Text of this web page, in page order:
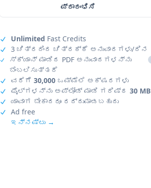
ಪ್ರಾರಂಭಿಸಿ
Unlimited Fast Credits
3 ಚಿತ್ರದಿಂದ ಚಿತ್ರಕ್ಕೆ ಅನುವಾದಗಳು/ದಿನ
ಸ್ಕ್ಯಾನ್ ಮಾಡಿದ PDF ಅನುವಾದಗಳನ್ನು
ಬೆಂಬಲಿಸುತ್ತದೆ
ವರೆಗೆ 30,000 ಒಮ್ಮೆಲೆ ಅಕ್ಷರಗಳು
ಫೈಲ್‌ಗಳನ್ನು ಅಪ್‌ಲೋಡ್ ಮಾಡಿ ಗರಿಷ್ಠ 30 MB
ಯಾವಾಗ ಬೇಕಾದರೂ ರದ್ದುಮಾಡಬಹುದು
Ad free
ಇನ್ನಷ್ಟು →